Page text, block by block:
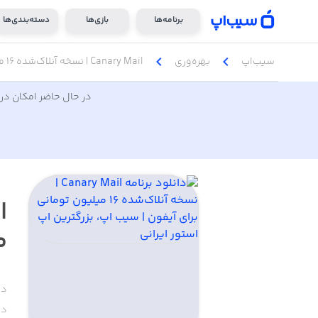
برنامه‌ها بازی‌ها دسته‌بندی‌ها
سیب‌اپ chevron_left بهره‌وری chevron_left Canary Mail | نسخه آنلاک‌شده ۱۶ میلیون تومانی
در حال حاضر امکان